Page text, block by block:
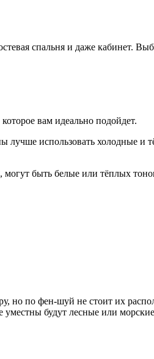
спальня и даже кабинет.
вам идеально подойдет.
использовать холодные и
могут быть белые или тёплых
но по фен-шуй не стоит их
будут лесные или